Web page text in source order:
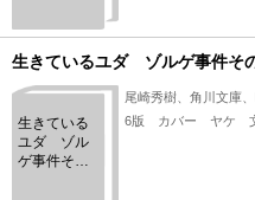
生きているユダ ゾルゲ事件そ
生きている
ユダ ゾル
ゲ事件その
尾崎秀樹、角川文庫
6版 カバー ヤケ